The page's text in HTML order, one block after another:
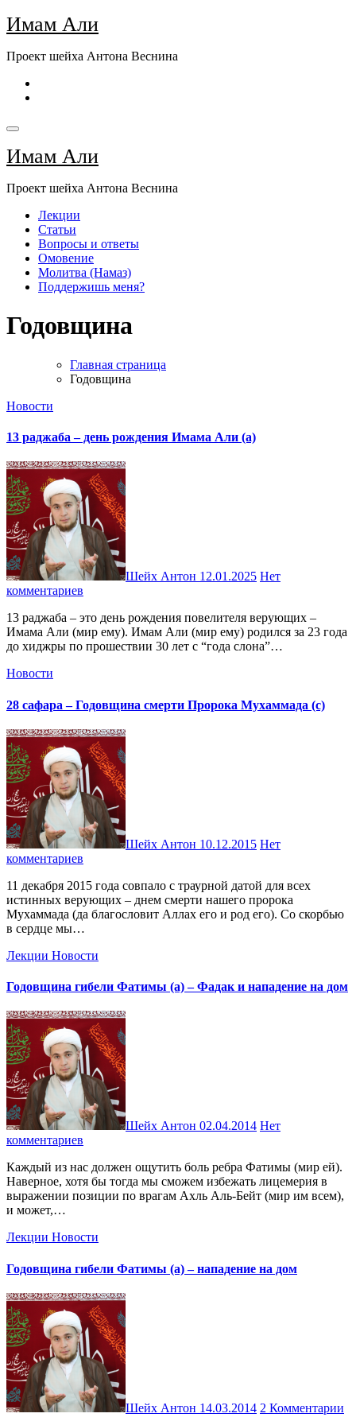
Перейти
к
Имам Али
Проект шейха Антона Веснина
Имам Али
Проект шейха Антона Веснина
Лекции
Статьи
Вопросы и ответы
Омовение
Молитва (Намаз)
Поддержишь меня?
Годовщина
Главная страница
Годовщина
Новости
13 раджаба – день рождения Имама Али (а)
Шейх Антон 12.01.2025 Нет
комментариев
13 раджаба – это день рождения повелителя верующих –
Имама Али (мир ему). Имам Али (мир ему) родился за 23 года
до хиджры по прошествии 30 лет с “года слона”…
Новости
28 сафара – Годовщина смерти Пророка Мухаммада (с)
Шейх Антон 10.12.2015 Нет
комментариев
11 декабря 2015 года совпало с траурной датой для всех
истинных верующих – днем смерти нашего пророка
Мухаммада (да благословит Аллах его и род его). Со скорбью
в сердце мы…
Лекции Новости
Годовщина гибели Фатимы (а) – Фадак и нападение на дом
Шейх Антон 02.04.2014 Нет
комментариев
Каждый из нас должен ощутить боль ребра Фатимы (мир ей).
Наверное, хотя бы тогда мы сможем избежать лицемерия в
выражении позиции по врагам Ахль Аль-Бейт (мир им всем),
и может,…
Лекции Новости
Годовщина гибели Фатимы (а) – нападение на дом
Шейх Антон 14.03.2014 2 Комментарии